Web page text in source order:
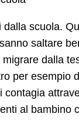
dalla scuola.
saltare
dalla
per esempio
contagia
al bambino